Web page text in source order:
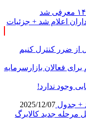
اعلام شد + جزئیات
ضرر کنترل کنیم
فعالان بازارسرمایه
وجود ندارد!
2025/12/07
مرحله جدید کالابرگ